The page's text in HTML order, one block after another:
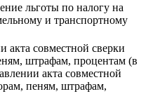
льготы по налогу на
и транспортному
акта совместной сверки
штрафам, процентам (в
акта совместной
пеням, штрафам,